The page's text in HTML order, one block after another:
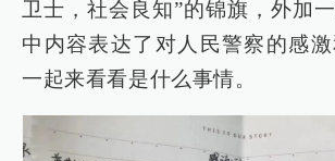
卫士，社会良知”的锦旗，外加
中内容表达了对人民警察的感
一起来看看是什么事情。